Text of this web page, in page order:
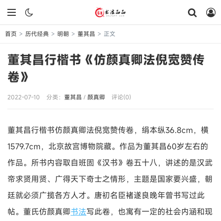
首页 > 历代经典 > 明朝 > 董其昌 > 正文
董其昌行楷书《仿颜真卿法倪宽赞传
卷》
2022-07-10 分类： 董其昌 / 颜真卿 评论(0)
董其昌行楷书仿颜真卿法倪宽赞传卷，绢本纵36.8cm，横
1579.7cm，北京故宫博物院藏。作品为董其昌60岁左右的
作品。所书内容取自班固《汉书》卷五十八，讲述的是汉武
帝求贤用贤、广得天下奇士之情形，主题是国家要兴盛，朝
廷就必须广揽各方人才。唐初名臣褚遂良晚年曾书写过此
帖。董氏仿颜真卿书法写此卷，也寓有一定的社会内涵和现